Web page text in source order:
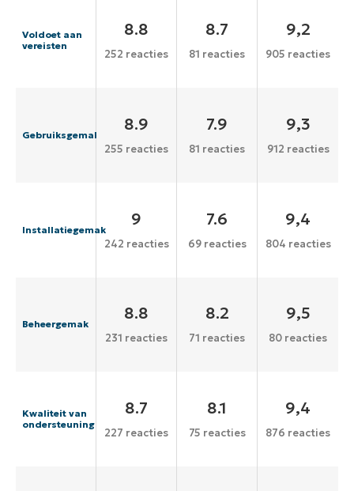
Voldoet aan
vereisten
8.8
252 reacties
8.7
81 reacties
9,2
905 reacties
Gebruiksgemak
8.9
255 reacties
7.9
81 reacties
9,3
912 reacties
Installatiegemak
9
242 reacties
7.6
69 reacties
9,4
804 reacties
Beheergemak
8.8
231 reacties
8.2
71 reacties
9,5
80 reacties
Kwaliteit van
ondersteuning
8.7
227 reacties
8.1
75 reacties
9,4
876 reacties